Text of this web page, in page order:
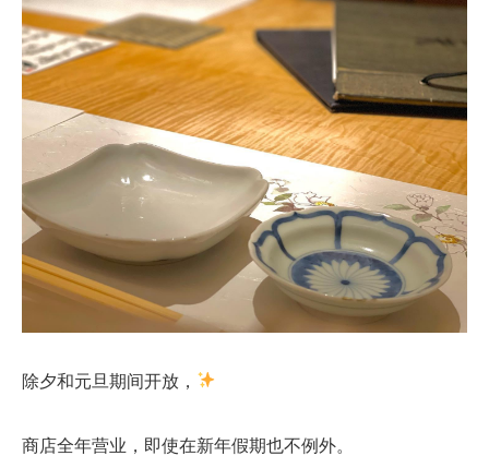
除夕和元旦期间开放，
商店全年营业，即使在新年假期也不例外。